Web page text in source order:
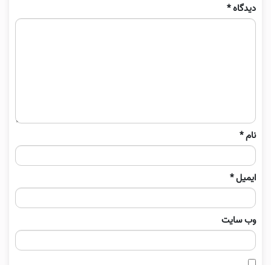
دیدگاه*
نام*
ایمیل*
وب‌ سایت